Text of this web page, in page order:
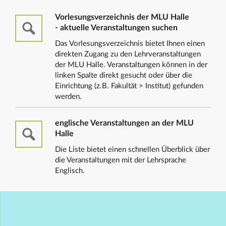
Vorlesungsverzeichnis der MLU Halle
- aktuelle Veranstaltungen suchen
Das Vorlesungsverzeichnis bietet Ihnen einen
direkten Zugang zu den Lehrveranstaltungen
der MLU Halle. Veranstaltungen können in der
linken Spalte direkt gesucht oder über die
Einrichtung (z.B. Fakultät > Institut) gefunden
werden.
englische Veranstaltungen an der MLU
Halle
Die Liste bietet einen schnellen Überblick über
die Veranstaltungen mit der Lehrsprache
Englisch.